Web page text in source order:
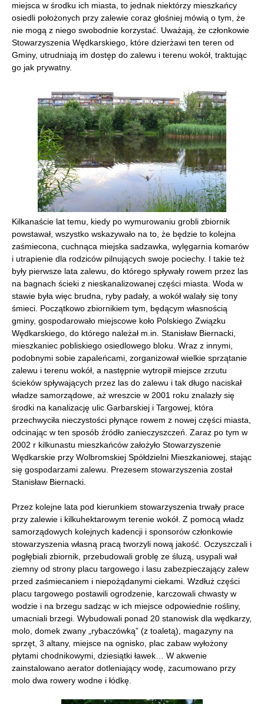
miejsca w środku ich miasta, to jednak niektórzy mieszkańcy
osiedli położonych przy zalewie coraz głośniej mówią o tym, że
nie mogą z niego swobodnie korzystać. Uważają, że członkowie
Stowarzyszenia Wędkarskiego, które dzierżawi ten teren od
Gminy, utrudniają im dostęp do zalewu i terenu wokół, traktując
go jak prywatny.
Kilkanaście lat temu, kiedy po wymurowaniu grobli zbiornik
powstawał, wszystko wskazywało na to, że będzie to kolejna
zaśmiecona, cuchnąca miejska sadzawka, wylęgarnia komarów
i utrapienie dla rodziców pilnujących swoje pociechy. I takie też
były pierwsze lata zalewu, do którego spływały rowem przez las
na bagnach ścieki z nieskanalizowanej części miasta. Woda w
stawie była więc brudna, ryby padały, a wokół walały się tony
śmieci. Początkowo zbiornikiem tym, będącym własnością
gminy, gospodarowało miejscowe koło Polskiego Związku
Wędkarskiego, do którego należał m.in. Stanisław Biernacki,
mieszkaniec pobliskiego osiedlowego bloku. Wraz z innymi,
podobnymi sobie zapaleńcami, zorganizował wielkie sprzątanie
zalewu i terenu wokół, a następnie wytropił miejsce zrzutu
ścieków spływających przez las do zalewu i tak długo naciskał
władze samorządowe, aż wreszcie w 2001 roku znalazły się
środki na kanalizację ulic Garbarskiej i Targowej, która
przechwyciła nieczystości płynące rowem z nowej części miasta,
odcinając w ten sposób źródło zanieczyszczeń. Zaraz po tym w
2002 r kilkunastu mieszkańców założyło Stowarzyszenie
Wędkarskie przy Wolbromskiej Spółdzielni Mieszkaniowej, stając
się gospodarzami zalewu. Prezesem stowarzyszenia został
Stanisław Biernacki.
Przez kolejne lata pod kierunkiem stowarzyszenia trwały prace
przy zalewie i kilkuhektarowym terenie wokół. Z pomocą władz
samorządowych kolejnych kadencji i sponsorów członkowie
stowarzyszenia własną pracą tworzyli nową jakość. Oczyszczali i
pogłębiali zbiornik, przebudowali groblę ze śluzą, usypali wał
ziemny od strony placu targowego i lasu zabezpieczający zalew
przed zaśmiecaniem i niepożądanymi ciekami. Wzdłuż części
placu targowego postawili ogrodzenie, karczowali chwasty w
wodzie i na brzegu sadząc w ich miejsce odpowiednie rośliny,
umacniali brzegi. Wybudowali ponad 20 stanowisk dla wędkarzy,
molo, domek zwany „rybaczówką” (z toaletą), magazyny na
sprzęt, 3 altany, miejsce na ognisko, plac zabaw wyłożony
płytami chodnikowymi, dziesiątki ławek… W akwenie
zainstalowano aerator dotleniający wodę, zacumowano przy
molo dwa rowery wodne i łódkę.